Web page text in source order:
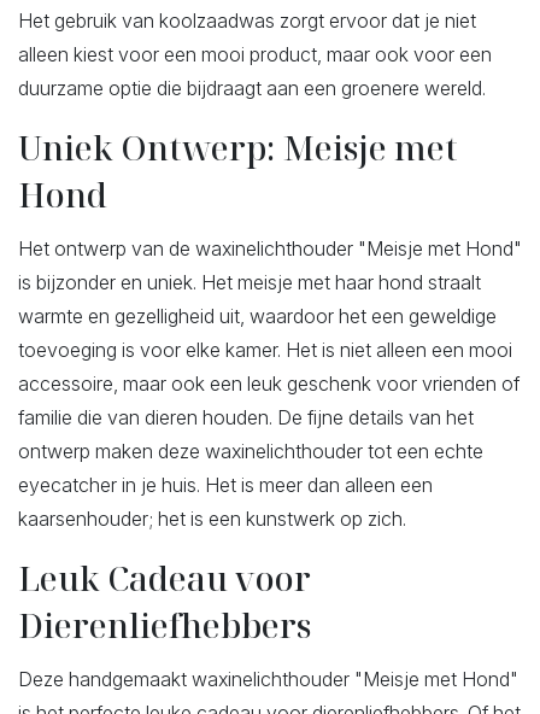
Het gebruik van koolzaadwas zorgt ervoor dat je niet
alleen kiest voor een mooi product, maar ook voor een
duurzame optie die bijdraagt aan een groenere wereld.
Uniek Ontwerp: Meisje met
Hond
Het ontwerp van de waxinelichthouder "Meisje met Hond"
is bijzonder en uniek. Het meisje met haar hond straalt
warmte en gezelligheid uit, waardoor het een geweldige
toevoeging is voor elke kamer. Het is niet alleen een mooi
accessoire, maar ook een leuk geschenk voor vrienden of
familie die van dieren houden. De fijne details van het
ontwerp maken deze waxinelichthouder tot een echte
eyecatcher in je huis. Het is meer dan alleen een
kaarsenhouder; het is een kunstwerk op zich.
Leuk Cadeau voor
Dierenliefhebbers
Deze handgemaakt waxinelichthouder "Meisje met Hond"